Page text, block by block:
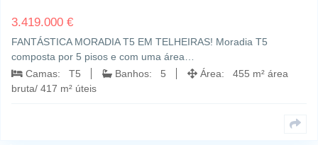
3.419.000 €
FANTÁSTICA MORADIA T5 EM TELHEIRAS! Moradia T5
composta por 5 pisos e com uma área…
Camas: T5
Banhos: 5
Área: 455 m² área
bruta/ 417 m² úteis